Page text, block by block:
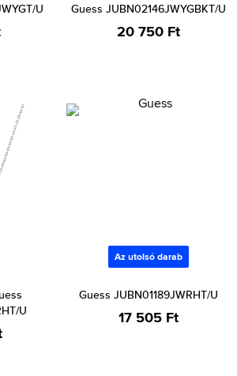
U Guess JUBN02146JWYGBKT/U
20 750 Ft
U
Az utolsó darab
Guess JUBN01189JWRHT/U
17 505 Ft